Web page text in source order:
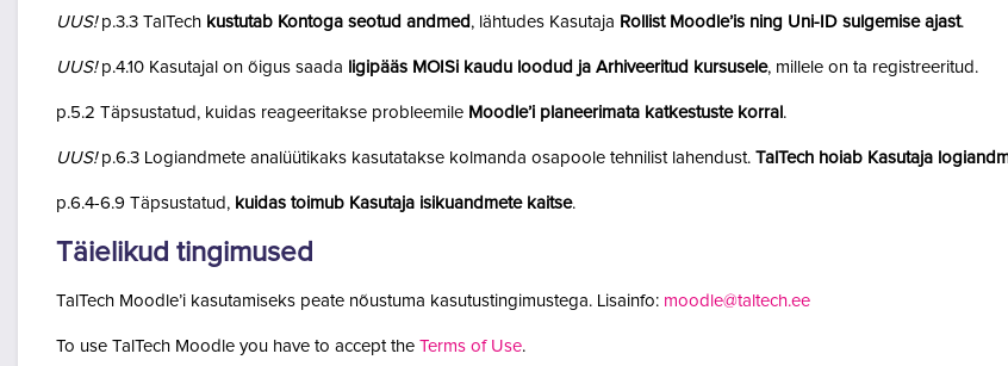
UUS!p.3.3 TalTech kustutab Kontoga seotud andmed , lähtudes Kasutaja Rollist Moodle’is ning Uni-ID sulgemise ajast.
UUS!p.4.10 Kasutajal on õigus saada ligipääs MOISi kaudu loodud ja Arhiveeritud kursusele, millele on ta registreeritud.
p.5.2 Täpsustatud, kuidas reageeritakse probleemile Moodle’i planeerimata katkestuste korral .
UUS!p.6.3 Logiandmete analüütikaks kasutatakse kolmanda osapoole tehnilist lahendust. TalTech hoiab Kasutaja
p.6.4-6.9 Täpsustatud, kuidas toimub Kasutaja isikuandmete kaitse.
Täielikud tingimused
TalTech Moodle’i kasutamiseks peate nõustuma kasutustingimustega. Lisainfo: moodle@taltech.ee
To use TalTech Moodle you have to accept the Terms of Use.